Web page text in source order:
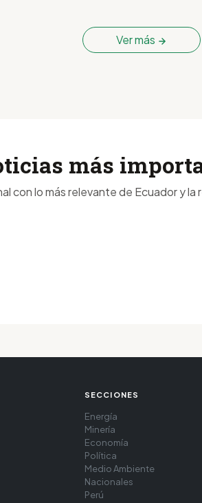
Ver más
más
con lo más relevante de Ecuador y
SECCIONES
Energía
Minería
Economía
Política
Medio Ambiente
Nacionales
Perú